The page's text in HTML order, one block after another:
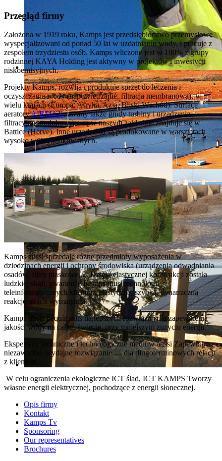
Przegląd firmy
Założona w 1919 roku, Kamps jest przedsiębiorstwo przemysłowe
wyspecjalizowani od ponad 50 lat w uzdatnianiu wody, i pracuje z
zespołem trzydziestu osób. Kamps wliczone jest w 100% z grupy
rodzinnej KAYA Holding jest aktywny w projektów i inwestycji
niskoemisyjnych.
Projekty Kamps, rozwija i produkuje sprzęt do leczenia i
oczyszczania wody (napowietrzanie, filtracja membranowa), w
wielu krajach (Europa, Afryka, Azja, Bliski Wschód). Surface
aeratoryAIRMAX, zwany także gnidy turbiny i urządzenia
filtracyjne produkowane są w naszym zakładzie znajduje się w
Battice (Herve). Inne urządzenia są produkowane w warsztatach
wysoko wykwalifikowanych.
Kamps aussi sprzedaje różne przedmioty wyposażenia w
dziedzinach energii i ochrony środowiska (urządzenia odwadniania
osadów, filtry piaskowe, ... Dzięki elastycznej konstrukcji została
ludzkiej skali, gwarancje Kamps musi technologii
teleinformatycznych klientom elastyczną, szybką, dynamiczną
reakcję na ich wymagania.
Kamps misja i equiments najlepszych rozwiązań dla zapewnienia
jakości wody na całym świecie, przy mniejszym zużyciu energii.
Ekspertyzy techniczne i technologiczne mediów aussi Zapewnia
niezawodne, wydajne rozwiązanie .... dla długoterminowych relacji
z klientem.
W celu ograniczenia ekologiczne ICT ślad, ICT KAMPS Tworzy
własne energii elektrycznej, pochodzące z energii słonecznej.
Opis firmy
Kontakt
Kamps Tv
Sponsoring
Our representatives
Brochures